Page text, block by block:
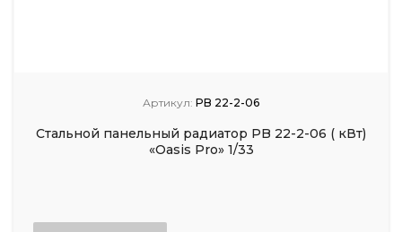
Артикул: PB 22-2-06
Стальной панельный радиатор PB 22-2-06 ( кВт)
«Oasis Pro» 1/33